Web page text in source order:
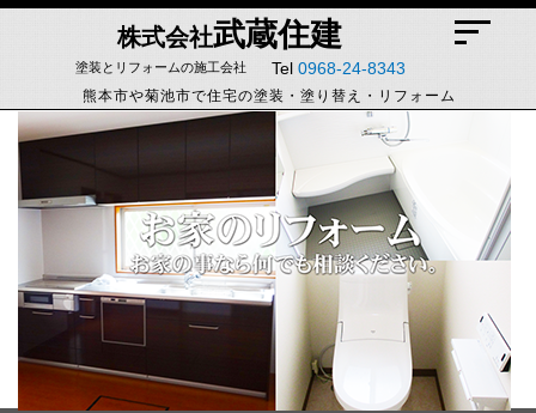
塗装とリフォームの施工会社
株式会社武蔵住建
熊本市や菊池市で住宅の塗装・塗り替え・リフォーム
Tel 0968-24-8343